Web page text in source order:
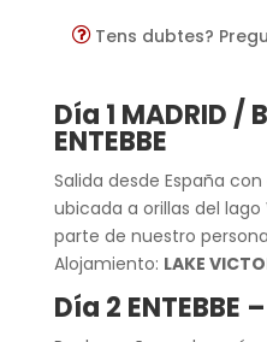
Tens dubtes?
Día 1 MADRID /
ENTEBBE
Salida desde España
ubicada a orillas del
parte de nuestro
Alojamiento: LAKE
Día 2 ENTEBBE